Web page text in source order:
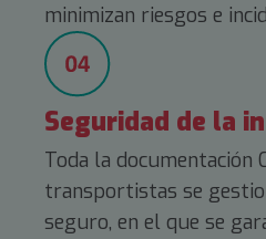
minimizan riesgos e
Seguridad de la
Toda la documentación
transportistas se
seguro, en el que se